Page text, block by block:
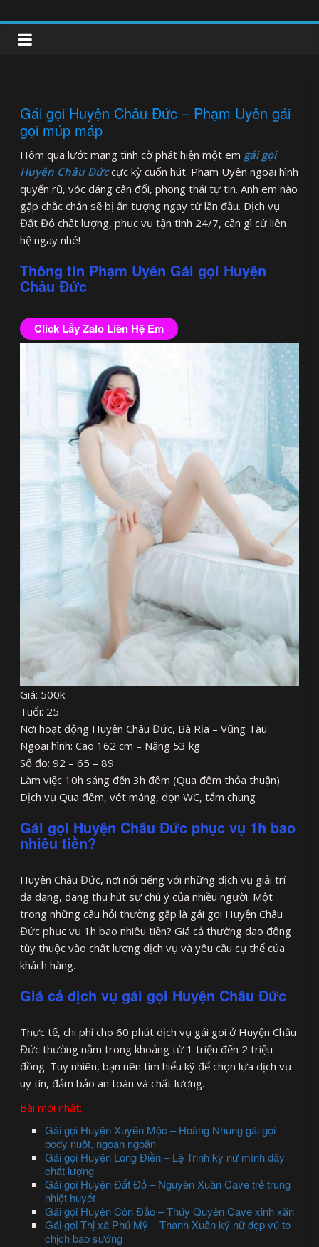
to
content
clipnonglive.com
Gái gọi Huyện Châu Đức – Phạm Uyên gái
gọi múp máp
Hôm qua lướt mạng tình cờ phát hiện một em gái gọi
Huyện Châu Đứccực kỳ cuốn hút. Phạm Uyên ngoại hình
quyến rũ, vóc dáng cân đối, phong thái tự tin. Anh em nào
gặp chắc chắn sẽ bị ấn tượng ngay từ lần đầu. Dịch vụ
Đất Đỏ chất lượng, phục vụ tận tình 24/7, cần gì cứ liên
hệ ngay nhé!
Thông tin Phạm Uyên Gái gọi Huyện
Châu Đức
Click Lấy Zalo Liên Hệ Em
Giá: 500k
Tuổi: 25
Nơi hoạt động Huyện Châu Đức, Bà Rịa – Vũng Tàu
Ngoại hình: Cao 162 cm – Nặng 53 kg
Số đo: 92 – 65 – 89
Làm việc 10h sáng đến 3h đêm (Qua đêm thỏa thuận)
Dịch vụ Qua đêm, vét máng, dọn WC, tắm chung
Gái gọi Huyện Châu Đức phục vụ 1h bao
nhiêu tiền?
Huyện Châu Đức, nơi nổi tiếng với những dịch vụ giải trí
đa dạng, đang thu hút sự chú ý của nhiều người. Một
trong những câu hỏi thường gặp là gái gọi Huyện Châu
Đức phục vụ 1h bao nhiêu tiền? Giá cả thường dao động
tùy thuộc vào chất lượng dịch vụ và yêu cầu cụ thể của
khách hàng.
Giá cả dịch vụ gái gọi Huyện Châu Đức
Thực tế, chi phí cho 60 phút dịch vụ gái gọi ở Huyện Châu
Đức thường nằm trong khoảng từ 1 triệu đến 2 triệu
đồng. Tuy nhiên, bạn nên tìm hiểu kỹ để chọn lựa dịch vụ
uy tín, đảm bảo an toàn và chất lượng.
Bài mới nhất:
Gái gọi Huyện Xuyên Mộc – Hoàng Nhung gái gọi
body nuột, ngoan ngoãn
Gái gọi Huyện Long Điền – Lệ Trinh kỹ nữ mình dây
chất lượng
Gái gọi Huyện Đất Đỏ – Nguyên Xuân Cave trẻ trung
nhiệt huyết
Gái gọi Huyện Côn Đảo – Thúy Quyên Cave xinh xắn
Gái gọi Thị xã Phú Mỹ – Thanh Xuân kỹ nữ đẹp vú to
chịch bao sướng